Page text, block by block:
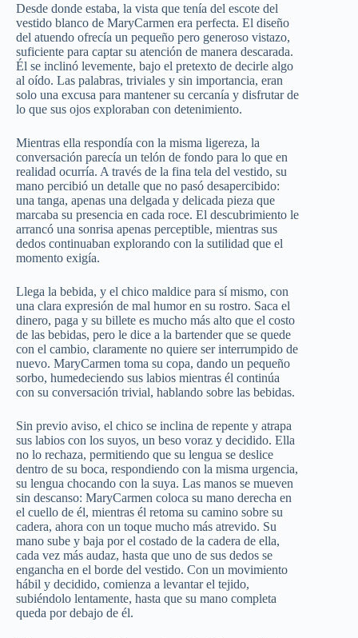
Desde donde estaba, la vista que tenía del escote del
vestido blanco de MaryCarmen era perfecta. El diseño
del atuendo ofrecía un pequeño pero generoso vistazo,
suficiente para captar su atención de manera descarada.
Él se inclinó levemente, bajo el pretexto de decirle algo
al oído. Las palabras, triviales y sin importancia, eran
solo una excusa para mantener su cercanía y disfrutar de
lo que sus ojos exploraban con detenimiento.
Mientras ella respondía con la misma ligereza, la
conversación parecía un telón de fondo para lo que en
realidad ocurría. A través de la fina tela del vestido, su
mano percibió un detalle que no pasó desapercibido:
una tanga, apenas una delgada y delicada pieza que
marcaba su presencia en cada roce. El descubrimiento le
arrancó una sonrisa apenas perceptible, mientras sus
dedos continuaban explorando con la sutilidad que el
momento exigía.
Llega la bebida, y el chico maldice para sí mismo, con
una clara expresión de mal humor en su rostro. Saca el
dinero, paga y su billete es mucho más alto que el costo
de las bebidas, pero le dice a la bartender que se quede
con el cambio, claramente no quiere ser interrumpido de
nuevo. MaryCarmen toma su copa, dando un pequeño
sorbo, humedeciendo sus labios mientras él continúa
con su conversación trivial, hablando sobre las bebidas.
Sin previo aviso, el chico se inclina de repente y atrapa
sus labios con los suyos, un beso voraz y decidido. Ella
no lo rechaza, permitiendo que su lengua se deslice
dentro de su boca, respondiendo con la misma urgencia,
su lengua chocando con la suya. Las manos se mueven
sin descanso: MaryCarmen coloca su mano derecha en
el cuello de él, mientras él retoma su camino sobre su
cadera, ahora con un toque mucho más atrevido. Su
mano sube y baja por el costado de la cadera de ella,
cada vez más audaz, hasta que uno de sus dedos se
engancha en el borde del vestido. Con un movimiento
hábil y decidido, comienza a levantar el tejido,
subiéndolo lentamente, hasta que su mano completa
queda por debajo de él.